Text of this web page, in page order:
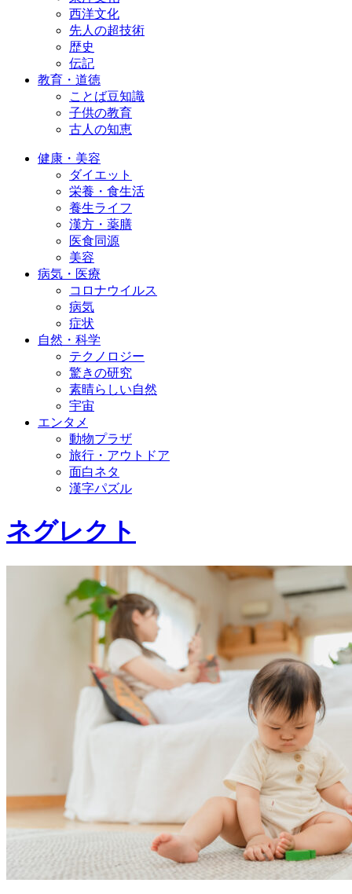
西洋文化
先人の超技術
歴史
伝記
教育・道徳
ことば豆知識
子供の教育
古人の知恵
健康・美容
ダイエット
栄養・食生活
養生ライフ
漢方・薬膳
医食同源
美容
病気・医療
コロナウイルス
病気
症状
自然・科学
テクノロジー
驚きの研究
素晴らしい自然
宇宙
エンタメ
動物プラザ
旅行・アウトドア
面白ネタ
漢字パズル
ネグレクト